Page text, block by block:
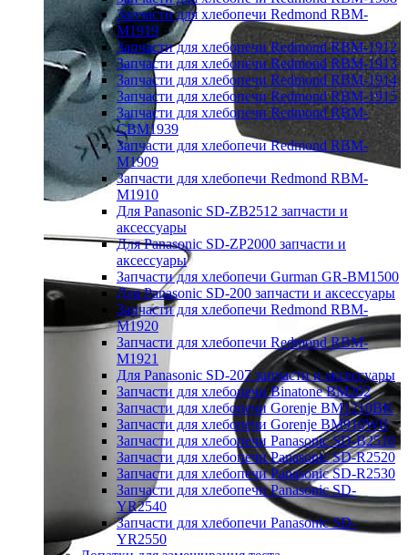
Запчасти для хлебопечи Redmond RBM-
M1919
Запчасти для хлебопечи Redmond RBM-1912
Запчасти для хлебопечи Redmond RBM-1913
Запчасти для хлебопечи Redmond RBM-1914
Запчасти для хлебопечи Redmond RBM-1915
Запчасти для хлебопечи Redmond RBM-
CBM1939
Запчасти для хлебопечи Redmond RBM-
M1909
Запчасти для хлебопечи Redmond RBM-
M1910
Для Panasonic SD-ZB2512 запчасти и
аксессуары
Для Panasonic SD-ZP2000 запчасти и
аксессуары
Запчасти для хлебопечи Gurman GR-BM1500
Для Panasonic SD-200 запчасти и аксессуары
Запчасти для хлебопечи Redmond RBM-
M1920
Запчасти для хлебопечи Redmond RBM-
M1921
Для Panasonic SD-207 запчасти и аксессуары
Запчасти для хлебопечи Binatone BM202
Запчасти для хлебопечи Gorenje BM1210BK
Запчасти для хлебопечи Gorenje BM910WII
Запчасти для хлебопечи Panasonic SD-B2510
Запчасти для хлебопечи Panasonic SD-R2520
Запчасти для хлебопечи Panasonic SD-R2530
Запчасти для хлебопечи Panasonic SD-
YR2540
Запчасти для хлебопечи Panasonic SD-
YR2550